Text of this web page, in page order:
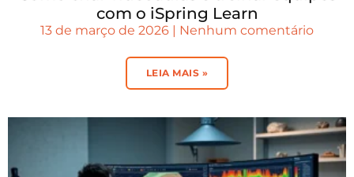
com o iSpring Learn
13 de março de 2026 Nenhum comentário
LEIA MAIS »